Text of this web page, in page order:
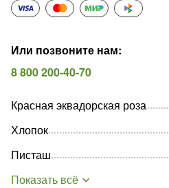
Или позвоните нам:
8 800 200-40-70
Красная эквадорская роза
Хлопок
Писташ
Показать всё